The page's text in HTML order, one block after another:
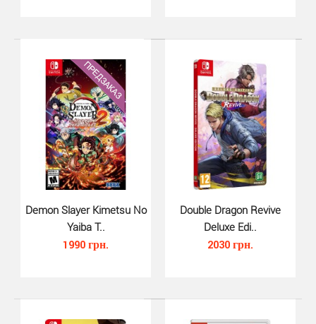
Teenage Mutant Ninja Turtles Sh..
ГЕРОИ В ПАНЦИРЯХПереосмысленный геймплей
Teenage Mutant Ninja Turtles: Shredder’s Revenge
основан на..
Demon Slayer Kimetsu No
Yaiba T..
1990 грн.
Double Dragon Revive
Deluxe Edi..
2030 грн.